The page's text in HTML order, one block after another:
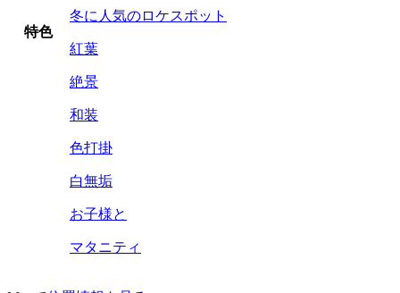
特色
冬に人気のロケスポット
紅葉
絶景
和装
色打掛
白無垢
お子様と
マタニティ